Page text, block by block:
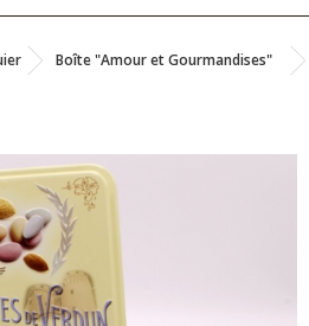
Boîte "Amour et Gourmandises"